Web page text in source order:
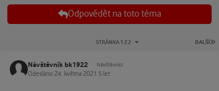
Odpovědět na toto téma
DALŠÍ
STRÁNKA 1 Z 2
Návštěvník bk1922 Návštěvníci
Odesláno 24. května 2021 5 let